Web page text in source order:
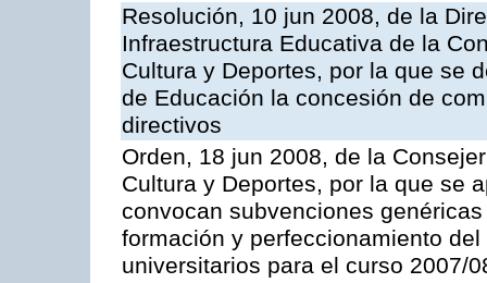
Resolución, 10 jun 2008, de la
Infraestructura Educativa de la
Cultura y Deportes, por la que se
de Educación la concesión de
directivos
Orden, 18 jun 2008, de la
Cultura y Deportes, por la que se
convocan subvenciones
formación y perfeccionamiento
universitarios para el curso 2007/